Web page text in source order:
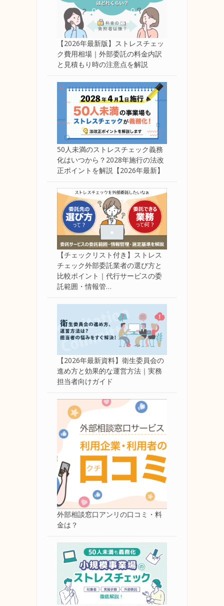
【2026年最新版】ストレスチェッ
ク費用相場｜外部委託の料金内訳
と見積もり時の注意点を解説
50人未満のストレスチェック義務
化はいつから？2028年施行の法改
正ポイントを解説【2026年最新】
【チェックリスト付き】ストレス
チェック外部委託業者の選び方と
比較ポイント｜代行サービスの委
託範囲・情報管…
【2026年最新資料】衛生委員会の
進め方と効果的な運営方法｜実務
担当者向けガイド
外部相談窓口アンリの口コミ・料
金は？